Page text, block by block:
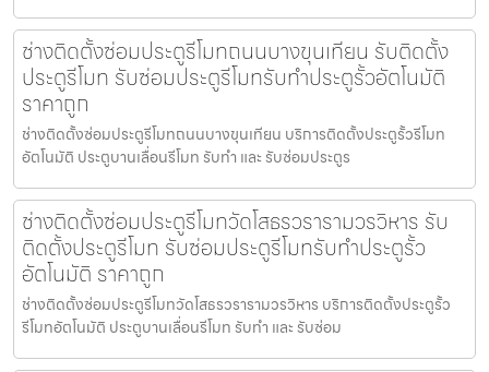
ช่างติดตั้งซ่อมประตูรีโมทถนนบางขุนเทียน รับติดตั้ง
ประตูรีโมท รับซ่อมประตูรีโมทรับทำประตูรั้วอัตโนมัติ
ราคาถูก
ช่างติดตั้งซ่อมประตูรีโมทถนนบางขุนเทียน บริการติดตั้งประตูรั้วรีโมท
อัตโนมัติ ประตูบานเลื่อนรีโมท รับทำ และ รับซ่อมประตูร
ช่างติดตั้งซ่อมประตูรีโมทวัดโสธรวรารามวรวิหาร รับ
ติดตั้งประตูรีโมท รับซ่อมประตูรีโมทรับทำประตูรั้ว
อัตโนมัติ ราคาถูก
ช่างติดตั้งซ่อมประตูรีโมทวัดโสธรวรารามวรวิหาร บริการติดตั้งประตูรั้ว
รีโมทอัตโนมัติ ประตูบานเลื่อนรีโมท รับทำ และ รับซ่อม